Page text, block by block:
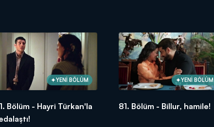
YENİ BÖLÜM
Bölüm - Hayri Türkan'la
YENİ BÖLÜM
81. Bölüm - Billur, hamile!